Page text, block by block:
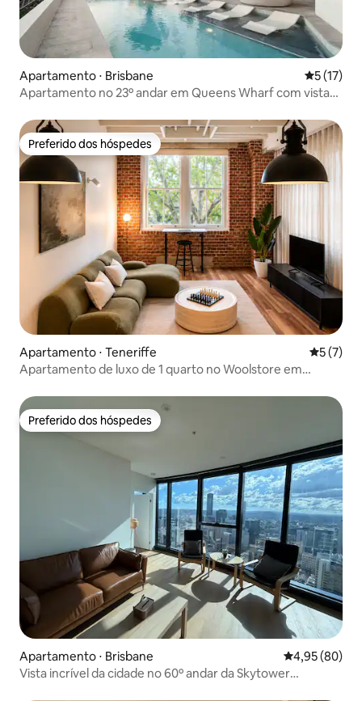
Apartamento ⋅ Brisbane 5 de uma
5 (17)
Apartamento no 23º andar em Queens Wharf com vista
Preferido dos hóspedes
Preferido dos hóspedes
Apartamento ⋅ Teneriffe 5 de
5 (7)
Apartamento de luxo de 1 quarto no Woolstore em
Preferido dos hóspedes
Preferido dos hóspedes
Apartamento ⋅ Brisbane 4,95 de uma
4,95 (80)
Vista incrível da cidade no 60º andar da Skytower